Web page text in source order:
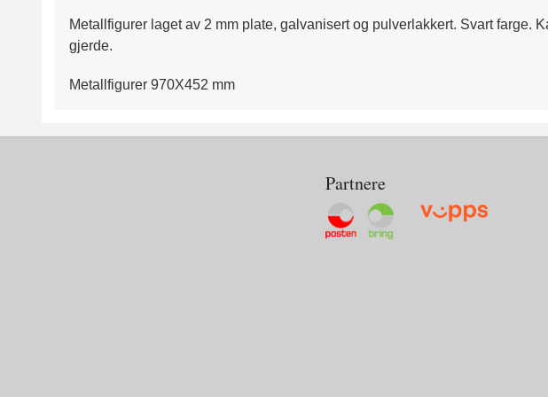
Metallfigurer laget av 2 mm plate, galvanisert og pulverlakkert. Svart farge.
gjerde.
Metallfigurer 970X452 mm
Partnere